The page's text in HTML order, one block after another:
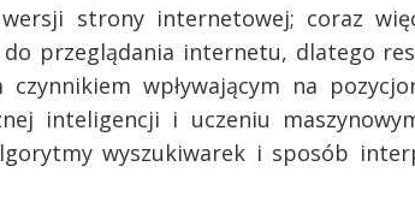
strony internetowej; coraz
przeglądania internetu, dlatego
wpływającym na
inteligencji i uczeniu
wyszukiwarek i sposób